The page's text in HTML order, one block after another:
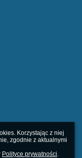
Korzystając z niej
zgodnie z aktualnymi
Polityce prywatności.